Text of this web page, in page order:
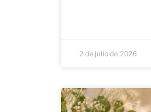
2 de julio de 2026